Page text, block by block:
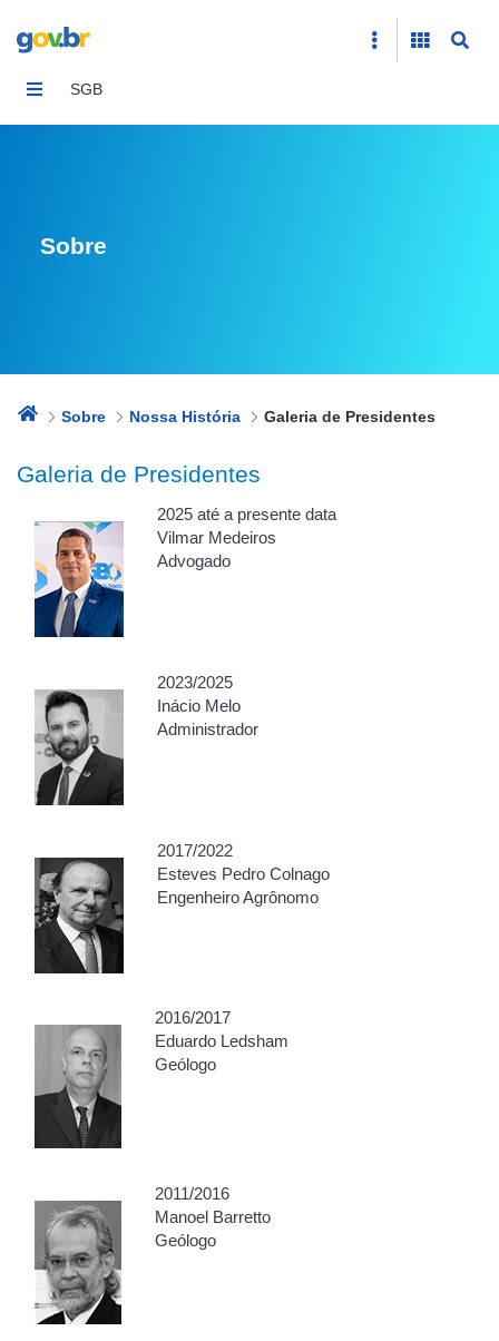
SGB
Sobre
Sobre Nossa História Galeria de Presidentes
Galeria de Presidentes
2025 até a presente data
Vilmar Medeiros
Advogado
2023/2025
Inácio Melo
Administrador
2017/2022
Esteves Pedro Colnago
Engenheiro Agrônomo
2016/2017
Eduardo Ledsham
Geólogo
2011/2016
Manoel Barretto
Geólogo